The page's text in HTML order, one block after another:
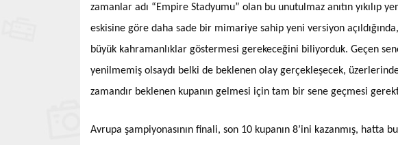
zamanlar adı “Empire Stadyumu” olan bu unutulmaz anıtın yıkılıp
eskisine göre daha sade bir mimariye sahip yeni versiyon
büyük kahramanlıklar göstermesi gerekeceğini biliyorduk. Geçen
yenilmemiş olsaydı belki de beklenen olay gerçekleşecek,
zamandır beklenen kupanın gelmesi için tam bir sene geçmesi
Avrupa şampiyonasının finali, son 10 kupanın 8’ini kazanmış, hatta